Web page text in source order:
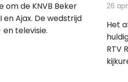
de KNVB Beker
Ajax. De wedstrijd
televisie.
26
Het
RTV